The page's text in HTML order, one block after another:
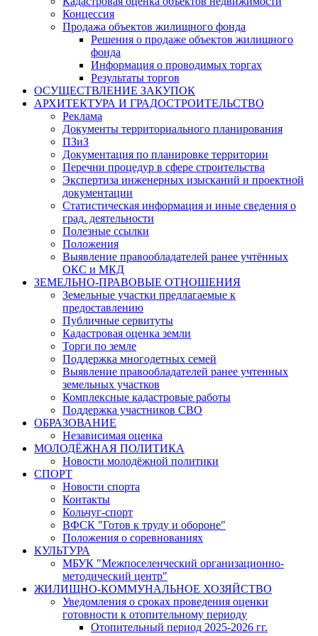
Концессия
Продажа объектов жилищного фонда
Решения о продаже объектов жилищного
фонда
Информация о проводимых торгах
Результаты торгов
ОСУЩЕСТВЛЕНИЕ ЗАКУПОК
АРХИТЕКТУРА И ГРАДОСТРОИТЕЛЬСТВО
Реклама
Документы территориального планирования
ПЗиЗ
Документация по планировке территории
Перечни процедур в сфере строительства
Экспертиза инженерных изысканий и проектной
документации
Статистическая информация и иные сведения о
град. деятельности
Полезные ссылки
Положения
Выявление правообладателей ранее учтённых
ОКС и МКД
ЗЕМЕЛЬНО-ПРАВОВЫЕ ОТНОШЕНИЯ
Земельные участки предлагаемые к
предоставлению
Публичные сервитуты
Кадастровая оценка земли
Торги по земле
Поддержка многодетных семей
Выявление правообладателей ранее учтенных
земельных участков
Комплексные кадастровые работы
Поддержка участников СВО
ОБРАЗОВАНИЕ
Независимая оценка
МОЛОДЁЖНАЯ ПОЛИТИКА
Новости молодёжной политики
СПОРТ
Новости спорта
Контакты
Кольчуг-спорт
ВФСК "Готов к труду и обороне"
Положения о соревнованиях
КУЛЬТУРА
МБУК "Межпоселенческий организационно-
методический центр"
ЖИЛИЩНО-КОММУНАЛЬНОЕ ХОЗЯЙСТВО
Уведомления о сроках проведения оценки
готовности к отопительному периоду
Отопительный период 2025-2026 гг.